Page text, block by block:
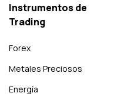
Instrumentos de
Trading
Forex
Metales Preciosos
Energía